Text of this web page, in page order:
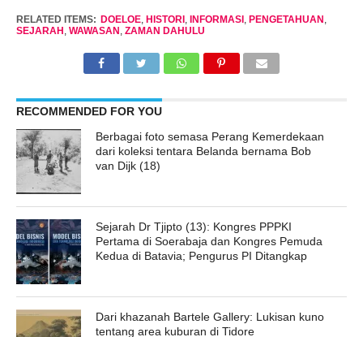
RELATED ITEMS: DOELOE, HISTORI , INFORMASI , PENGETAHUAN ,
SEJARAH , WAWASAN , ZAMAN DAHULU
RECOMMENDED FOR YOU
Berbagai foto semasa Perang Kemerdekaan
dari koleksi tentara Belanda bernama Bob
van Dijk (18)
Sejarah Dr Tjipto (13): Kongres PPPKI
Pertama di Soerabaja dan Kongres Pemuda
Kedua di Batavia; Pengurus PI Ditangkap
Dari khazanah Bartele Gallery: Lukisan kuno
tentang area kuburan di Tidore